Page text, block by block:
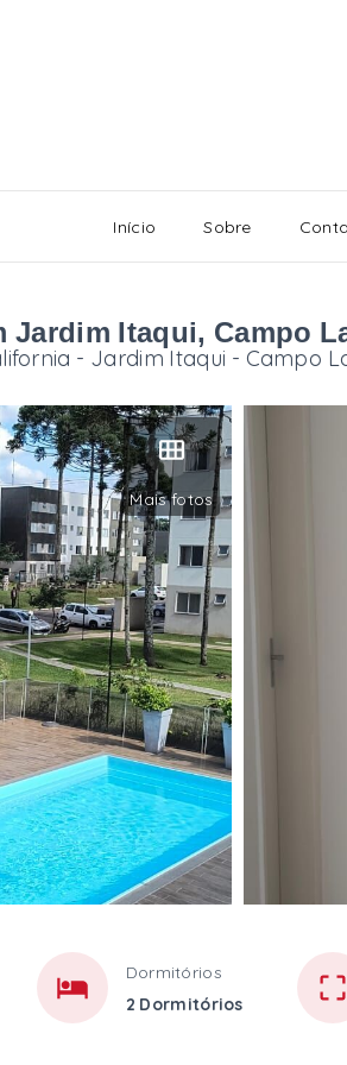
Início Sobre
Jardim Itaqui, Campo
- Jardim Itaqui - Campo
Mais fotos
Dormitórios
2 Dormitórios